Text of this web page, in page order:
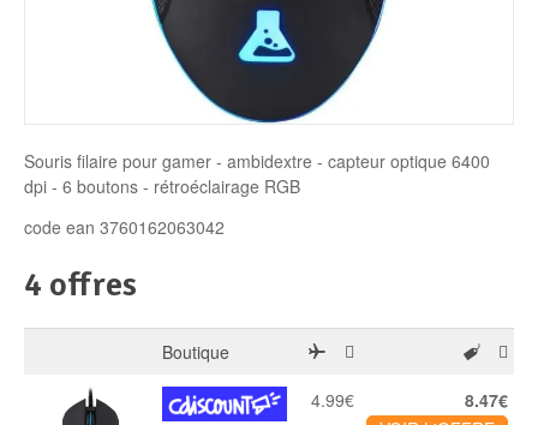
Souris filaire pour gamer - ambidextre - capteur optique 6400
dpi - 6 boutons - rétroéclairage RGB
code ean 3760162063042
4 offres
Boutique
4.99€
8.47€